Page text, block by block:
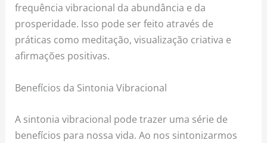
frequência vibracional da abundância e da
prosperidade. Isso pode ser feito através de
práticas como meditação, visualização criativa e
afirmações positivas.
Benefícios da Sintonia Vibracional
A sintonia vibracional pode trazer uma série de
benefícios para nossa vida. Ao nos sintonizarmos